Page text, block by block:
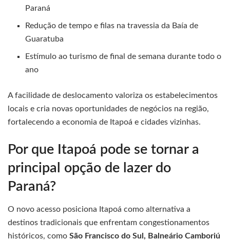
Paraná
Redução de tempo e filas na travessia da Baía de
Guaratuba
Estímulo ao turismo de final de semana durante todo o
ano
A facilidade de deslocamento valoriza os estabelecimentos
locais e cria novas oportunidades de negócios na região,
fortalecendo a economia de Itapoá e cidades vizinhas.
Por que Itapoá pode se tornar a
principal opção de lazer do
Paraná?
O novo acesso posiciona Itapoá como alternativa a
destinos tradicionais que enfrentam congestionamentos
históricos, como São Francisco do Sul, Balneário Camboriú